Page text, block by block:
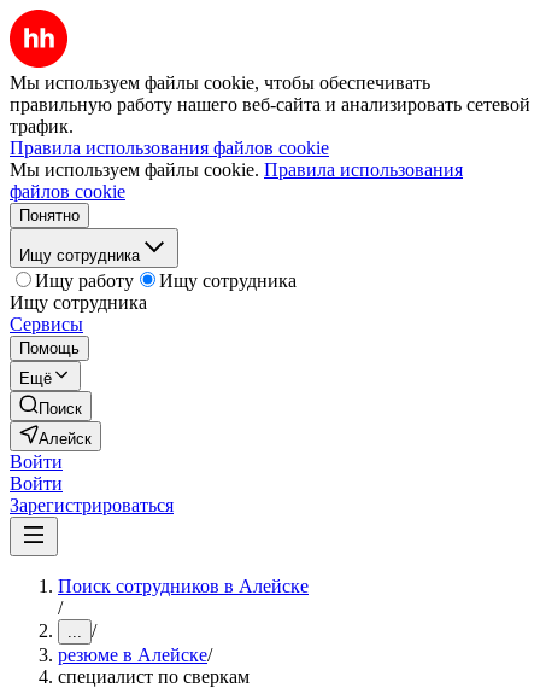
Мы используем файлы cookie, чтобы обеспечивать
правильную работу нашего веб-сайта и анализировать сетевой
трафик.
Правила использования файлов cookie
Мы используем файлы cookie. Правила использования
файлов cookie
Понятно
Ищу сотрудника
Ищу работу
Ищу сотрудника
Ищу сотрудника
Сервисы
Помощь
Ещё
Поиск
Алейск
Войти
Войти
Зарегистрироваться
Поиск сотрудников в Алейске
/
... /
резюме в Алейске/
специалист по сверкам